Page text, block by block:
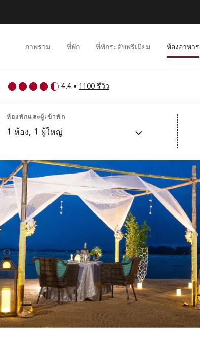
ภาพรวม ที่พัก ที่พักระดับพรีเมียม ห้องอาหาร
4.4 • 1100 รีวิว
ห้องพักและผู้เข้าพัก
1 ห้อง, 1 ผู้ใหญ่